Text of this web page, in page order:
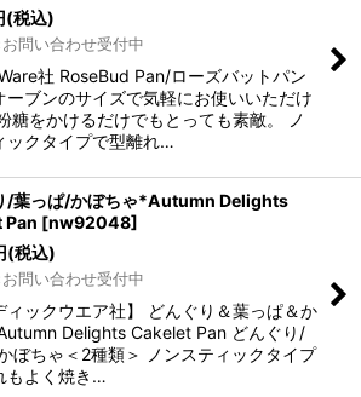
(税込)
問い合わせ受付中
社 RoseBud Pan/ローズバットパン
ーブンのサイズで気軽にお使いいただけ
糖をかけるだけでもとっても素敵。 ノ
ックタイプで型離れ…
/葉っぱ/かぼちゃ*Autumn Delights
Pan [nw92048]
(税込)
問い合わせ受付中
ィックウエア社】 どんぐり＆葉っぱ＆か
Delights Cakelet Pan どんぐり/
ぼちゃ＜2種類＞ ノンスティックタイプ
もよく焼き…